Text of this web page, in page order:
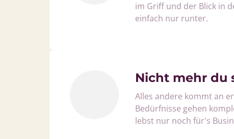
im Griff und der Blick in
einfach nur runter.
Nicht mehr du
Alles andere kommt an
Bedürfnisse gehen
lebst nur noch für's